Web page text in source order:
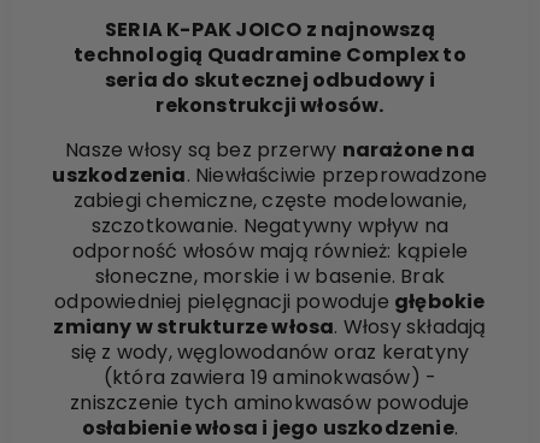
SERIA K-PAK JOICO z najnowszą
technologią Quadramine Complex to
seria do skutecznej odbudowy i
rekonstrukcji włosów.
Nasze włosy są bez przerwy narażone na
uszkodzenia. Niewłaściwie przeprowadzone
zabiegi chemiczne, częste modelowanie,
szczotkowanie. Negatywny wpływ na
odporność włosów mają również: kąpiele
słoneczne, morskie i w basenie. Brak
odpowiedniej pielęgnacji powoduje głębokie
zmiany w strukturze włosa. Włosy składają
się z wody, węglowodanów oraz keratyny
(która zawiera 19 aminokwasów) -
zniszczenie tych aminokwasów powoduje
osłabienie włosa i jego uszkodzenie.